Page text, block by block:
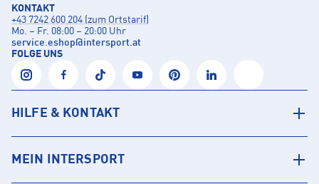
KONTAKT
+43 7242 600 204 (zum Ortstarif)
Mo. – Fr. 08:00 – 20:00 Uhr
service.eshop@intersport.at
FOLGE UNS
HILFE & KONTAKT
MEIN INTERSPORT